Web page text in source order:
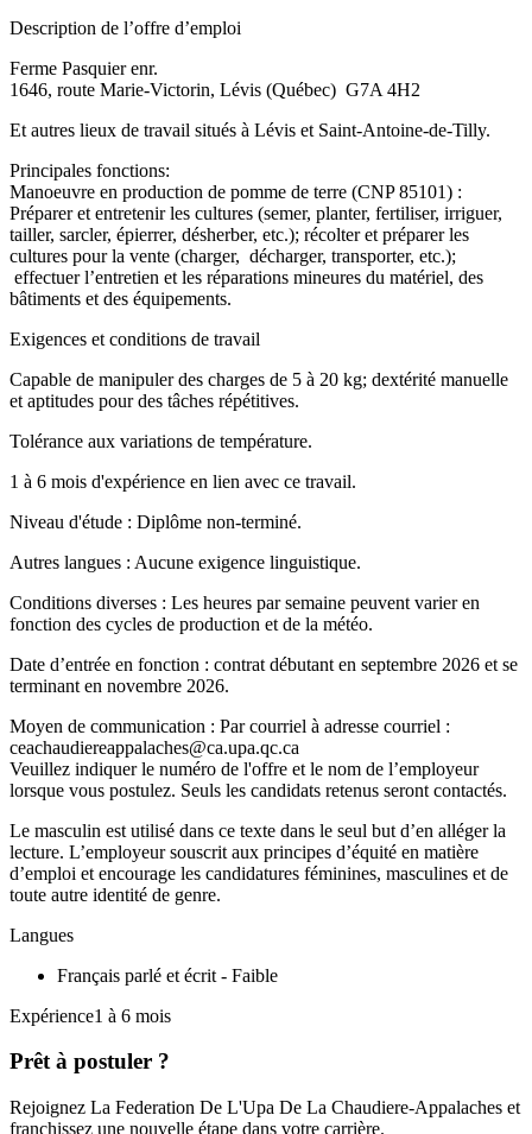
Description de l’offre d’emploi
Ferme Pasquier enr.
1646, route Marie-Victorin, Lévis (Québec) G7A 4H2
Et autres lieux de travail situés à Lévis et Saint-Antoine-de-Tilly.
Principales fonctions:
Manoeuvre en production de pomme de terre (CNP 85101) :
Préparer et entretenir les cultures (semer, planter, fertiliser, irriguer,
tailler, sarcler, épierrer, désherber, etc.); récolter et préparer les
cultures pour la vente (charger, décharger, transporter, etc.);
effectuer l’entretien et les réparations mineures du matériel, des
bâtiments et des équipements.
Exigences et conditions de travail
Capable de manipuler des charges de 5 à 20 kg; dextérité manuelle
et aptitudes pour des tâches répétitives.
Tolérance aux variations de température.
1 à 6 mois d'expérience en lien avec ce travail.
Niveau d'étude : Diplôme non-terminé.
Autres langues : Aucune exigence linguistique.
Conditions diverses : Les heures par semaine peuvent varier en
fonction des cycles de production et de la météo.
Date d’entrée en fonction : contrat débutant en septembre 2026 et se
terminant en novembre 2026.
Moyen de communication : Par courriel à adresse courriel :
ceachaudiereappalaches@ca.upa.qc.ca
Veuillez indiquer le numéro de l'offre et le nom de l’employeur
lorsque vous postulez. Seuls les candidats retenus seront contactés.
Le masculin est utilisé dans ce texte dans le seul but d’en alléger la
lecture. L’employeur souscrit aux principes d’équité en matière
d’emploi et encourage les candidatures féminines, masculines et de
toute autre identité de genre.
Langues
Français parlé et écrit - Faible
Expérience1 à 6 mois
Prêt à postuler ?
Rejoignez La Federation De L'Upa De La Chaudiere-Appalaches et
franchissez une nouvelle étape dans votre carrière.